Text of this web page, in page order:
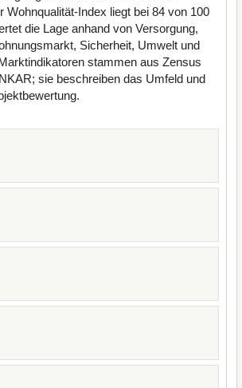
Wohnqualität-Index liegt bei 84 von 100
die Lage anhand von Versorgung,
Sicherheit, Umwelt und
stammen aus Zensus
sie beschreiben das Umfeld und